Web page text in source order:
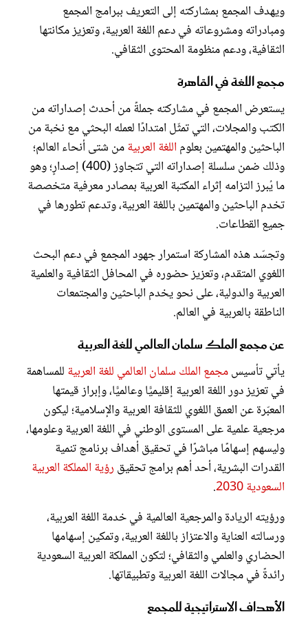
ويهدف المجمع بمشاركته إلى التعريف ببرامج المجمع
ومبادراته ومشروعاته في دعم اللغة العربية، وتعزيز مكانتها
الثقافية، ودعم منظومة المحتوى الثقافي.
مجمع اللغة في القاهرة
يستعرض المجمع في مشاركته جملةً من أحدث إصداراته من
الكتب والمجلات، التي تمثّل امتدادًا لعمله البحثي مع نخبة من
الباحثين والمهتمين بعلوم اللغة العربيةمن شتى أنحاء العالم؛
وذلك ضمن سلسلة إصداراته التي تتجاوز (400) إصدارٍ؛ وهو
ما يُبرز التزامه إثراء المكتبة العربية بمصادر معرفية متخصصة
تخدم الباحثين والمهتمين باللغة العربية، وتدعم تطورها في
جميع القطاعات.
وتجسّد هذه المشاركة استمرار جهود المجمع في دعم البحث
اللغوي المتقدم، وتعزيز حضوره في المحافل الثقافية والعلمية
العربية والدولية، على نحو يخدم الباحثين والمجتمعات
الناطقة بالعربية في العالم.
عن مجمع الملك سلمان العالمي للغة العربية
يأتي تأسيسمجمع الملك سلمان العالمي للغة العربية للمساهمة
في تعزيز دور اللغة العربية إقليميًّا وعالميًّا، وإبراز قيمتها
المعبّرة عن العمق اللغوي للثقافة العربية والإسلامية؛ ليكون
مرجعية علمية على المستوى الوطني في اللغة العربية وعلومها،
وليسهم إسهامًا مباشرًا في تحقيق أهداف برنامج تنمية
القدرات البشرية، أحد أهم برامج تحقيق رؤية المملكة العربية
السعودية 2030
.
ورؤيته الريادة والمرجعية العالمية في خدمة اللغة العربية،
ورسالته العناية والاعتزاز باللغة العربية، وتمكين إسهامها
الحضاري والعلمي والثقافي؛ لتكون المملكة العربية السعودية
رائدةً في مجالات اللغة العربية وتطبيقاتها.
الأهداف الاستراتيجية للمجمع
غلاف رفمي